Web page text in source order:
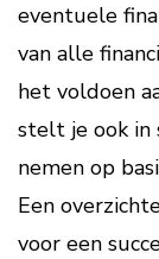
eventuele
van alle
het voldoen
stelt je ook in
nemen op
Een
voor een